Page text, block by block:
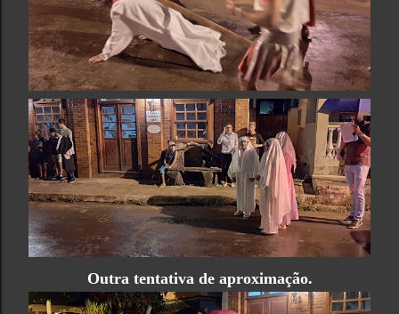
Outra tentativa de aproximação.